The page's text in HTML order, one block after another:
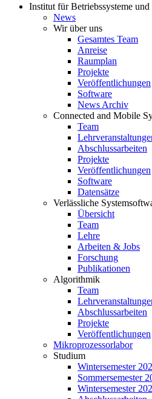
Institut für Betriebssysteme
News
Wir über uns
Gesamtes Team
Anreise
Raumplan
Projekte
Veröffentlichungen
Software
News Archiv
Connected and Mobile
Team
Abschlussarbeiten
Projekte
Veröffentlichungen
Software
Datensätze
Verlässliche
Übersicht
Team
Lehre
Arbeiten & Jobs
Forschung
Publikationen
Algorithmik
Team
Abschlussarbeiten
Projekte
Veröffentlichungen
Mikroprozessorlabor
Studium
Wintersemester
Sommersemester
Wintersemester